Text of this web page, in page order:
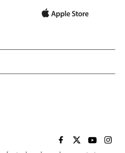
EL PAÍS BRASIL EN
EL PAÍSEL PAÍS
EL